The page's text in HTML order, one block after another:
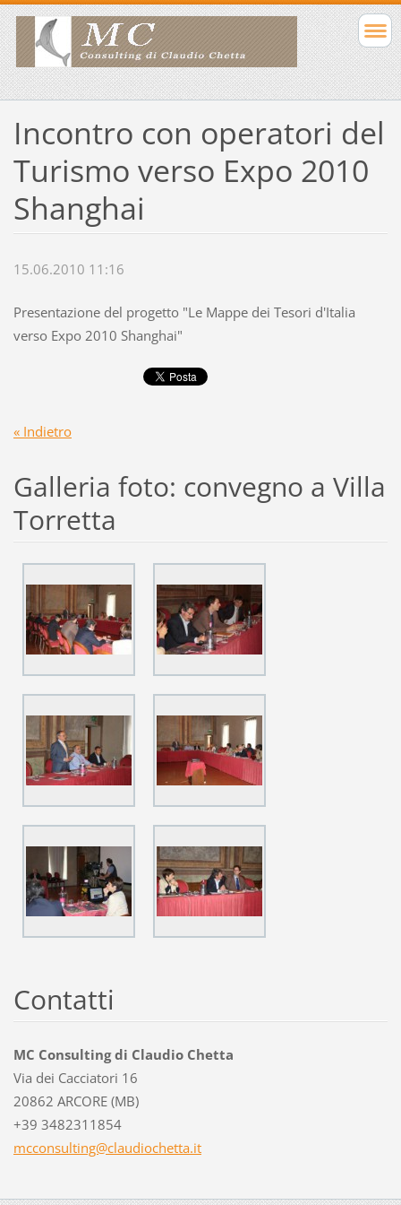
Incontro con operatori del
Turismo verso Expo 2010
Shanghai
15.06.2010 11:16
Presentazione del progetto "Le Mappe dei Tesori d'Italia
verso Expo 2010 Shanghai"
« Indietro
Galleria foto: convegno a Villa
Torretta
Contatti
MC Consulting di Claudio Chetta
Via dei Cacciatori 16
20862 ARCORE (MB)
+39 3482311854
mcconsulting@claudiochetta.it